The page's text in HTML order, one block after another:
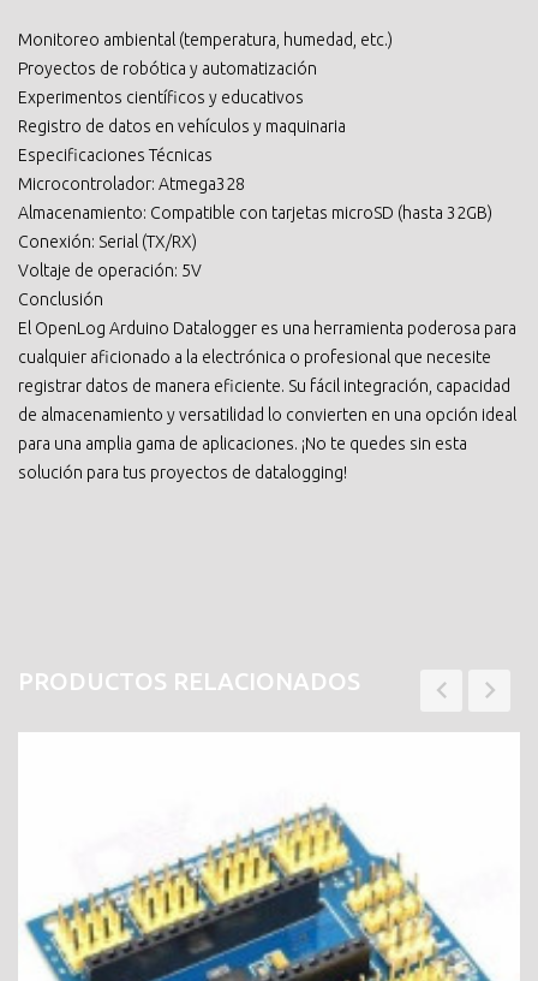
Monitoreo ambiental (temperatura, humedad, etc.)
Proyectos de robótica y automatización
Experimentos científicos y educativos
Registro de datos en vehículos y maquinaria
Especificaciones Técnicas
Microcontrolador: Atmega328
Almacenamiento: Compatible con tarjetas microSD (hasta 32GB)
Conexión: Serial (TX/RX)
Voltaje de operación: 5V
Conclusión
El OpenLog Arduino Datalogger es una herramienta poderosa para
cualquier aficionado a la electrónica o profesional que necesite
registrar datos de manera eficiente. Su fácil integración, capacidad
de almacenamiento y versatilidad lo convierten en una opción ideal
para una amplia gama de aplicaciones. ¡No te quedes sin esta
solución para tus proyectos de datalogging!
PRODUCTOS RELACIONADOS